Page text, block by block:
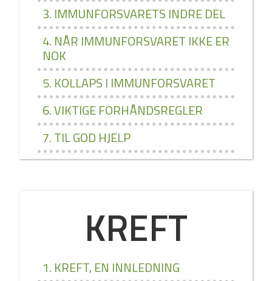
3. IMMUNFORSVARETS INDRE DEL
4. NÅR IMMUNFORSVARET IKKE ER
NOK
5. KOLLAPS I IMMUNFORSVARET
6. VIKTIGE FORHÅNDSREGLER
7. TIL GOD HJELP
KREFT
1. KREFT, EN INNLEDNING